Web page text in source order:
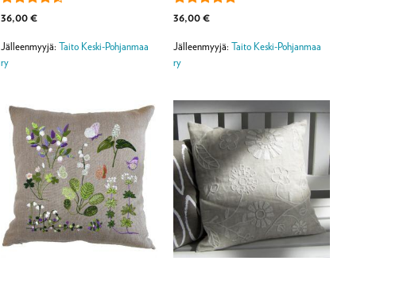
Arvostelu
4.5
36,00€
Jälleenmyyjä:Taito Keski-Pohjanmaa
ry
Arvostelu
/ 5
36,00€
Jälleenmyyjä: Taito Keski-Pohjanmaa
ry